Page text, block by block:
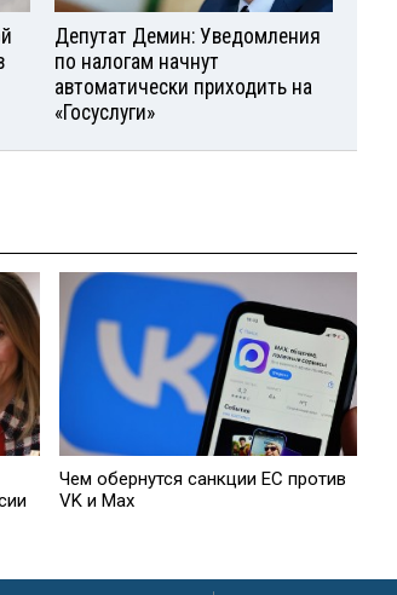
Депутат Демин: Уведомления
по налогам начнут
автоматически приходить на
«Госуслуги»
Чем обернутся санкции ЕС против
VK и Max